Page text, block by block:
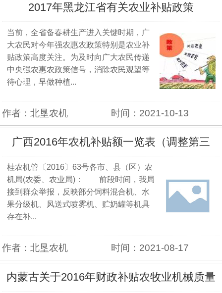
2017年黑龙江省有关农业补贴政策
当前，全省备春耕生产进入关键时期，广
大农民对今年强农惠农政策特别是农业补
贴政策高度关注。为及时向广大农民传递
中央强农惠农政策信号，消除农民观望等
待心理，早做种植...
作者：北垦农机 时间：2021-10-13
广西2016年农机补贴额一览表（调整第三
期）
桂农机管〔2016〕63号各市、县（区）农
机局(农委、农业局)： 前段时间，我局
接到群众举报，反映部分饲料混合机、水
果分级机、风送式喷雾机、贮奶罐等机具
存在补...
作者：北垦农机 时间：2021-08-17
内蒙古关于2016年财政补贴农牧业机械质量